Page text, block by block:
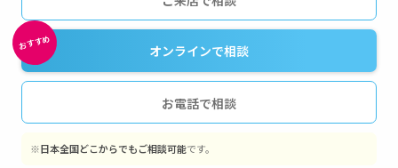
オンラインで相談
お電話で相談
※日本全国どこからでもご相談可能です。